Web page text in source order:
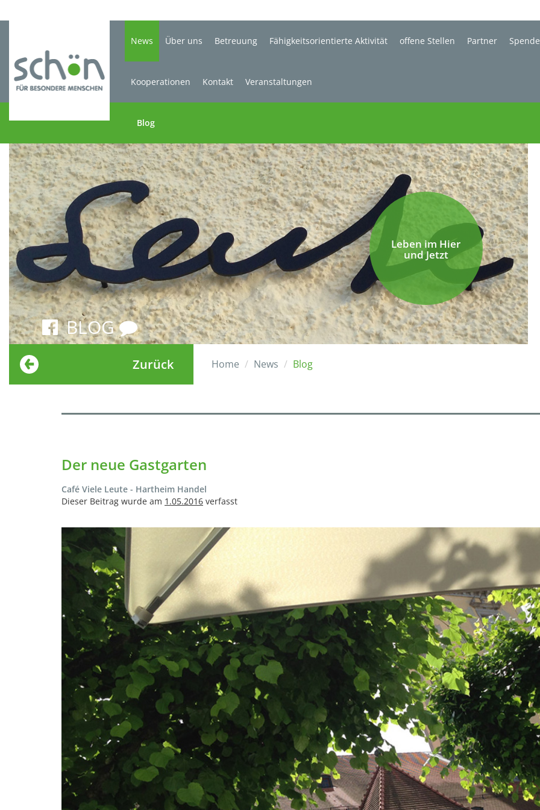
News
Blog
Über uns Betreuung Fähigkeitsorientierte Aktivität offene Stellen Partner
Kooperationen Kontakt Veranstaltungen
Leben im Hier
und Jetzt
BLOG
Zurück Home News Blog
Der neue Gastgarten
Café Viele Leute - Hartheim Handel
Dieser Beitrag wurde am 1.05.2016 verfasst